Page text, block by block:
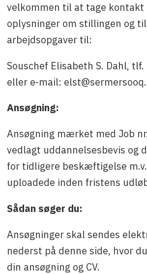
velkommen til at tage kontakt
oplysninger om stillingen og
arbejdsopgaver til:
Souschef Elisabeth S. Dahl,
eller e-mail:
Ansøgning:
Ansøgning mærket med Job
vedlagt uddannelsesbevis og
for tidligere beskæftigelse
uploadede inden fristens
Sådan søger du:
Ansøgninger skal sendes
nederst på denne side, hvor
din ansøgning og CV.